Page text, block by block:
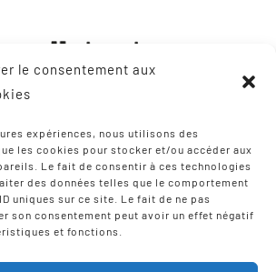
le consentement aux
expériences, nous utilisons des
les cookies pour stocker et/ou accéder aux
Le fait de consentir à ces technologies
des données telles que le comportement
uniques sur ce site. Le fait de ne pas
son consentement peut avoir un effet négatif
et fonctions.
Martinzaharenia